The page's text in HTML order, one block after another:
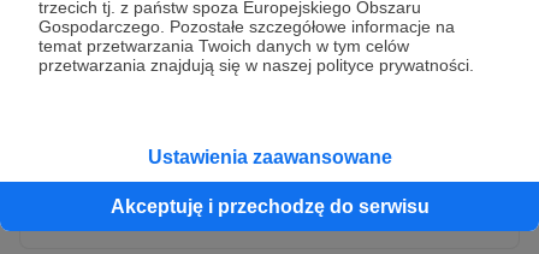
trzecich tj. z państw spoza Europejskiego Obszaru
Gospodarczego. Pozostałe szczegółowe informacje na
temat przetwarzania Twoich danych w tym celów
przetwarzania znajdują się w naszej polityce prywatności.
Ustawienia zaawansowane
Akceptuję i przechodzę do serwisu
Administratorem Twoich danych osobowych jest Crowd8 sp. z o.o.
z siedziba w Warszawie, ul. Żwirki i Wigury 16, 02-092 Warszawa.
Twoje dane osobowe będą przetwarzane w szczególności w celu
wykonania umowy zawartej z Tobą, w tym do umożliwienia
Gwarantujemy spełnienie wszystkich Twoich praw wynikających
z ogólnego rozporządzenia o ochronie danych, tj. prawo dostępu,
sprostowania oraz usunięcia Twoich danych, ograniczenia ich
rozwiń zgodę
Wyślij zgłoszenie